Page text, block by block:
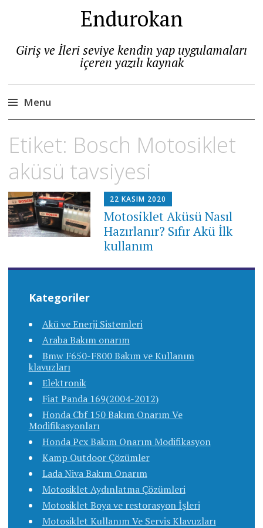
Endurokan
Giriş ve İleri seviye kendin yap uygulamaları
içeren yazılı kaynak
Menu
to
Etiket: Bosch Motosiklet
aküsü tavsiyesi
22 KASIM 2020
Motosiklet Aküsü Nasıl
Hazırlanır? Sıfır Akü İlk
kullanım
Kategoriler
Akü ve Enerji Sistemleri
Araba Bakım onarım
Bmw F650-F800 Bakım ve Kullanım
klavuzları
Elektronik
Fiat Panda 169(2004-2012)
Honda Cbf 150 Bakım Onarım Ve
Modifikasyonları
Honda Pcx Bakım Onarım Modifikasyon
Kamp Outdoor Çözümler
Lada Niva Bakım Onarım
Motosiklet Aydınlatma Çözümleri
Motosiklet Boya ve restorasyon İşleri
Motosiklet Kullanım Ve Servis Klavuzları